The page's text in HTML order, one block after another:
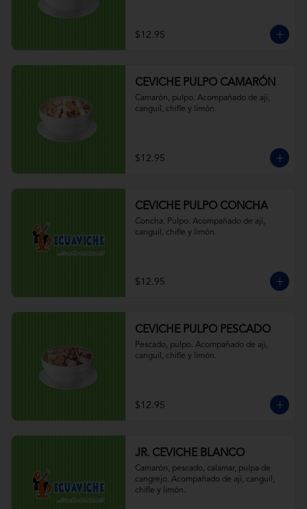
$12.95
CEVICHE PULPO CAMARÓN
Camarón, pulpo. Acompañado de ají,
canguil, chifle y limón.
$12.95
CEVICHE PULPO CONCHA
Concha, Pulpo. Acompañado de ají,
canguil, chifle y limón.
$12.95
CEVICHE PULPO PESCADO
Pescado, pulpo. Acompañado de ají,
canguil, chifle y limón.
$12.95
JR. CEVICHE BLANCO
Camarón, pescado, calamar, pulpa de
cangrejo. Acompañado de ají, canguil,
chifle y limón.